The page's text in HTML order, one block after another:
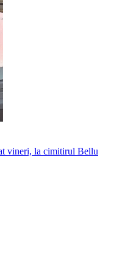
vineri, la cimitirul Bellu